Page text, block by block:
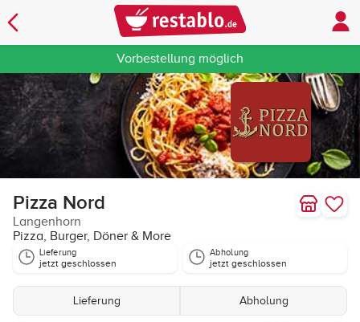
Vorbestellung möglich
Pizza Nord
Langenhorn
Pizza, Burger, Döner & More
Lieferung
jetzt geschlossen
Abholung
jetzt geschlossen
Lieferung Abholung